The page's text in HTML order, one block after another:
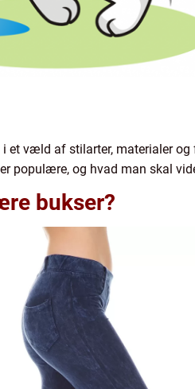
i et væld af stilarter, materialer
populære, og hvad man skal
bukser?